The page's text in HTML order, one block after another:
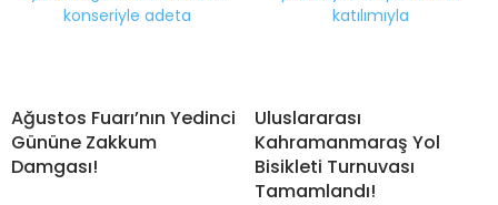
Ağustos Fuarı’nın Yedinci
Gününe Zakkum
Damgası!
Uluslararası
Kahramanmaraş Yol
Bisikleti Turnuvası
Tamamlandı!